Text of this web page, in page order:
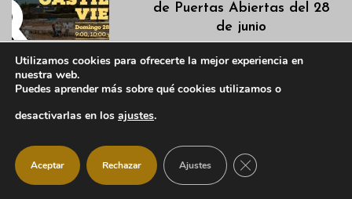
de Puertas Abiertas del 28
de junio
Listados definitivos de
22 junio, 2026
Utilizamos cookies para ofrecerte la mejor experiencia en
nuestra web.
Puedes aprender más sobre qué cookies utilizamos o
desactivarlas en los ajustes.
Aceptar Rechazar Ajustes CERRAR EL